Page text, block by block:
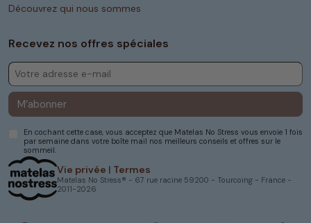
Vie privée | Termes
Matelas No Stress® - 67 rue racine 59200 - Tourcoing - France -
2011-2026
Découvrez qui nous sommes
Recevez nos offres spéciales
M’abonner
En cochant cette case, vous acceptez que Matelas No Stress vous envoie 1 fois
par semaine dans votre boîte mail nos meilleurs conseils et offres sur le
sommeil.